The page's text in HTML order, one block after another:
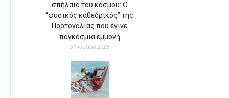
σπήλαιο του κόσμου: Ο
“φυσικός καθεδρικός” της
Πορτογαλίας που έγινε
παγκόσμια εμμονή
31 Ιουλίου 2026